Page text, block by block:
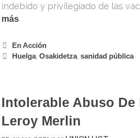
indebido y privilegiado de las
más
En Acción
Huelga,Osakidetza,sanidad pública
Intolerable Abuso
Leroy Merlin